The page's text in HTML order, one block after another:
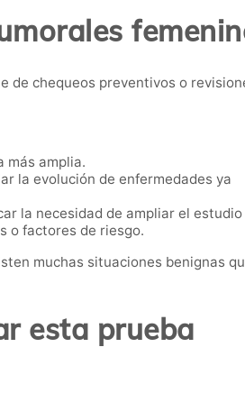
de chequeos preventivos o
más amplia.
la evolución de enfermedades ya
la necesidad de ampliar el estudio
o factores de riesgo.
muchas situaciones benignas
esta prueba